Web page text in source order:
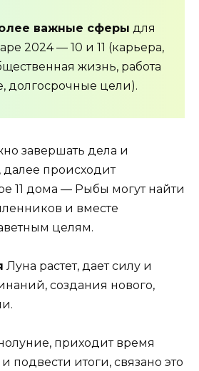
важные сферы для
2024 — 10 и 11 (карьера,
жизнь, работа
долгосрочные цели).
завершать дела и
далее происходит
11 дома — Рыбы могут найти
и вместе
целям.
Луна растет, дает силу и
создания нового,
приходит время
подвести итоги, связано это